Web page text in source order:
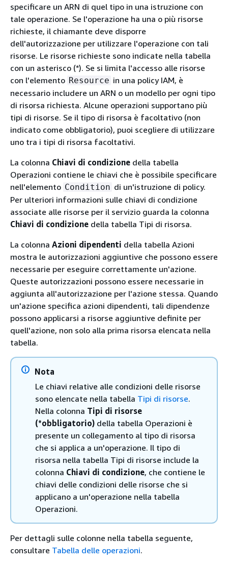
specificare un ARN di quel tipo in una istruzione con
tale operazione. Se l'operazione ha una o più risorse
richieste, il chiamante deve disporre
dell'autorizzazione per utilizzare l'operazione con tali
risorse. Le risorse richieste sono indicate nella tabella
con un asterisco (*). Se si limita l'accesso alle risorse
con l'elemento Resource in una policy IAM, è
necessario includere un ARN o un modello per ogni tipo
di risorsa richiesta. Alcune operazioni supportano più
tipi di risorse. Se il tipo di risorsa è facoltativo (non
indicato come obbligatorio), puoi scegliere di utilizzare
uno tra i tipi di risorsa facoltativi.
La colonna Chiavi di condizione della tabella
Operazioni contiene le chiavi che è possibile specificare
nell'elemento Condition di un'istruzione di policy.
Per ulteriori informazioni sulle chiavi di condizione
associate alle risorse per il servizio guarda la colonna
Chiavi di condizione della tabella Tipi di risorsa.
La colonna Azioni dipendenti della tabella Azioni
mostra le autorizzazioni aggiuntive che possono essere
necessarie per eseguire correttamente un'azione.
Queste autorizzazioni possono essere necessarie in
aggiunta all'autorizzazione per l'azione stessa. Quando
un'azione specifica azioni dipendenti, tali dipendenze
possono applicarsi a risorse aggiuntive definite per
quell'azione, non solo alla prima risorsa elencata nella
tabella.
Nota
Le chiavi relative alle condizioni delle risorse
sono elencate nella tabella Tipi di risorse.
Nella colonna Tipi di risorse
(*obbligatorio) della tabella Operazioni è
presente un collegamento al tipo di risorsa
che si applica a un'operazione. Il tipo di
risorsa nella tabella Tipi di risorse include la
colonna Chiavi di condizione, che contiene le
chiavi delle condizioni delle risorse che si
applicano a un'operazione nella tabella
Operazioni.
Per dettagli sulle colonne nella tabella seguente,
consultare Tabella delle operazioni.